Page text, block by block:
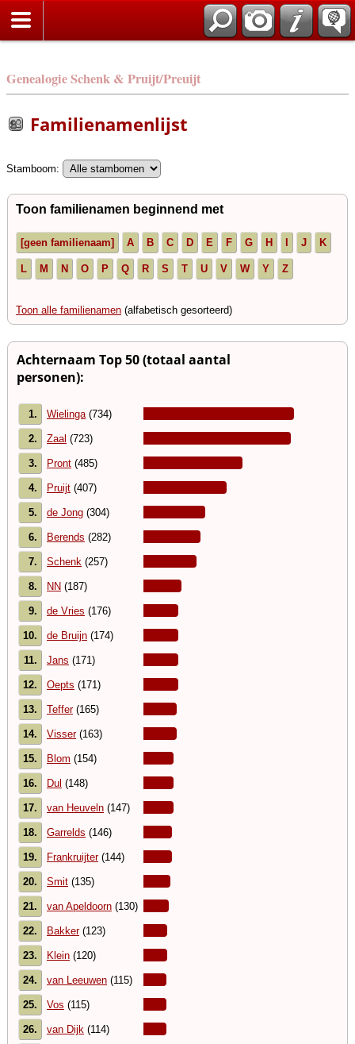
Genealogie Schenk & Pruijt/Preuijt
Familienamenlijst
Stamboom:
Toon familienamen beginnend met
[geen familienaam] A B C D E F G H I J K
L M N O P Q R S T U V W Y Z
Toon alle familienamen (alfabetisch gesorteerd)
Achternaam Top 50 (totaal aantal
personen):
1. Wielinga(734)
2. Zaal (723)
3. Pront (485)
4. Pruijt (407)
5. de Jong (304)
6. Berends (282)
7. Schenk (257)
8. NN (187)
9. de Vries (176)
10. de Bruijn (174)
11. Jans (171)
12. Oepts (171)
13. Teffer(165)
14. Visser(163)
15. Blom (154)
16. Dul (148)
17. van Heuveln (147)
18. Garrelds (146)
19. Frankruijter(144)
20. Smit (135)
21. van Apeldoorn (130)
22. Bakker(123)
23. Klein (120)
24. van Leeuwen (115)
25. Vos (115)
26. van Dijk (114)